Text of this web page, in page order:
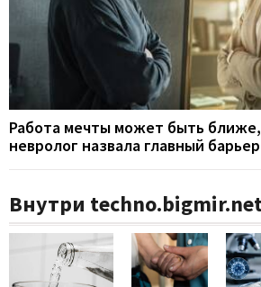
Работа мечты может быть
невролог назвала главный барьер
Внутри